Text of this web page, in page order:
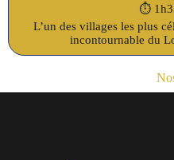
⏱️
L’un des villages les plus
incontournable du